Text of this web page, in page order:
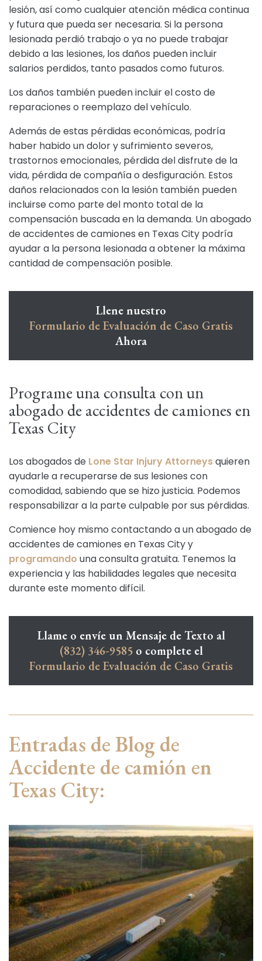
lesión, así como cualquier atención médica continua
y futura que pueda ser necesaria. Si la persona
lesionada perdió trabajo o ya no puede trabajar
debido a las lesiones, los daños pueden incluir
salarios perdidos, tanto pasados como futuros.
Los daños también pueden incluir el costo de
reparaciones o reemplazo del vehículo.
Además de estas pérdidas económicas, podría
haber habido un dolor y sufrimiento severos,
trastornos emocionales, pérdida del disfrute de la
vida, pérdida de compañía o desfiguración. Estos
daños relacionados con la lesión también pueden
incluirse como parte del monto total de la
compensación buscada en la demanda. Un abogado
de accidentes de camiones en Texas City podría
ayudar a la persona lesionada a obtener la máxima
cantidad de compensación posible.
Llene nuestro
Formulario de Evaluación de Caso Gratis
Ahora
Programe una consulta con un
abogado de accidentes de camiones en
Texas City
Los abogados de Lone Star Injury Attorneysquieren
ayudarle a recuperarse de sus lesiones con
comodidad, sabiendo que se hizo justicia. Podemos
responsabilizar a la parte culpable por sus pérdidas.
Comience hoy mismo contactando a un abogado de
accidentes de camiones en Texas City y
programando una consulta gratuita. Tenemos la
experiencia y las habilidades legales que necesita
durante este momento difícil.
Llame o envíe un Mensaje de Texto al
(832) 346-9585o complete el
Formulario de Evaluación de Caso Gratis
Entradas de Blog de
Accidente de camión en
Texas City: